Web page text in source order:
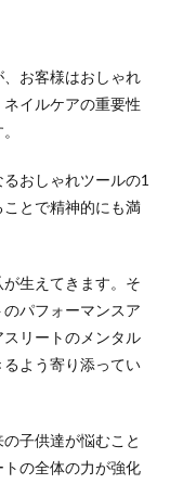
お客様はおしゃれ
イルケアの重要性
おしゃれツールの1
とで精神的にも満
生えてきます。そ
パフォーマンスア
リートのメンタル
よう寄り添ってい
子供達が悩むこと
の全体の力が強化